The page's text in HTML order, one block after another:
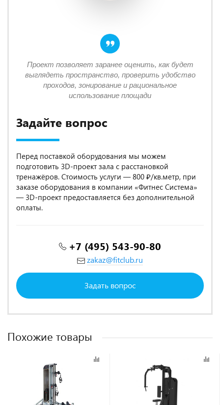
Задайте вопрос
Перед поставкой оборудования мы можем
подготовить 3D-проект зала с расстановкой
тренажёров. Стоимость услуги — 800 ₽/кв.метр, при
заказе оборудования в компании «Фитнес Система»
— 3D-проект предоставляется без дополнительной
оплаты.
+7 (495) 543-90-80
zakaz@fitclub.ru
Задать вопрос
Проект позволяет заранее оценить, как будет
выглядеть пространство, проверить удобство
проходов, зонирование и рациональное
использование площади
Похожие товары